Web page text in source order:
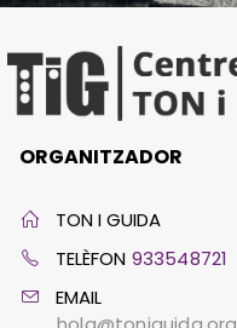
ORGANITZADOR
TON I GUIDA
TELÈFON 933548721
EMAIL